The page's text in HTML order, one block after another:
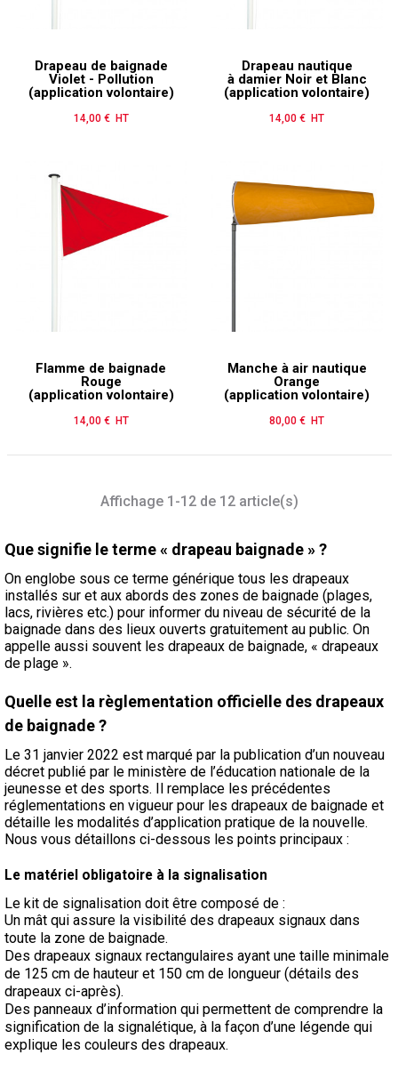
Drapeau de baignade
Violet - Pollution
(application volontaire)
Prix
14,00 € HT
Drapeau nautique
à damier Noir et Blanc
(application volontaire)
Prix
14,00 € HT
Flamme de baignade
Rouge
(application volontaire)
Prix
14,00 € HT
Manche à air nautique
Orange
(application volontaire)
Prix
80,00 € HT
Affichage 1-12 de 12 article(s)
Que signifie le terme « drapeau baignade » ?
On englobe sous ce terme générique tous les drapeaux
installés sur et aux abords des zones de baignade (plages,
lacs, rivières etc.) pour informer du niveau de sécurité de la
baignade dans des lieux ouverts gratuitement au public. On
appelle aussi souvent les drapeaux de baignade, « drapeaux
de plage ».
Quelle est la règlementation officielle des drapeaux
de baignade ?
Le 31 janvier 2022 est marqué par la publication d’un nouveau
décret publié par le ministère de l’éducation nationale de la
jeunesse et des sports. Il remplace les précédentes
réglementations en vigueur pour les drapeaux de baignade et
détaille les modalités d’application pratique de la nouvelle.
Nous vous détaillons ci-dessous les points principaux :
Le matériel obligatoire à la signalisation
Le kit de signalisation doit être composé de :
Un mât qui assure la visibilité des drapeaux signaux dans
toute la zone de baignade.
Des drapeaux signaux rectangulaires ayant une taille minimale
de 125 cm de hauteur et 150 cm de longueur (détails des
drapeaux ci-après).
Des panneaux d’information qui permettent de comprendre la
signification de la signalétique, à la façon d’une légende qui
explique les couleurs des drapeaux.